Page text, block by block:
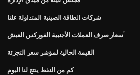
شركات الطاقة الصينية المتداولة علنا
أسعار صرف العملات الأجنبية الفوركس العيش
القيمة الحالية لمؤشر سعر التجزئة
كم من النفط ينتج لنا اليوم